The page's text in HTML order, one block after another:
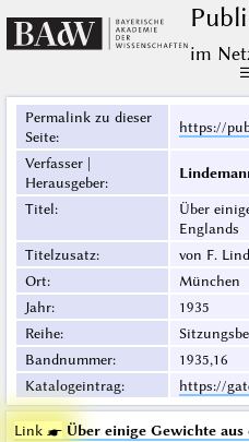
im
☰
Permalink zu dieser
Seite:
https://
Verfasser |
Herausgeber:
Titel:
Über
Englands
Titelzusatz:
von F.
Ort:
München
Jahr:
1935
Reihe:
Bandnummer:
1935,16
Katalogeintrag: https://
Link ☛ Über einige Gewichte